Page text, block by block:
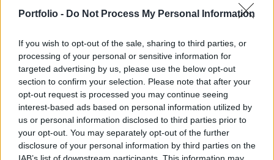
Portfolio - Do Not Process My Personal Information
If you wish to opt-out of the sale, sharing to third parties, or
processing of your personal or sensitive information for
targeted advertising by us, please use the below opt-out
section to confirm your selection. Please note that after your
opt-out request is processed you may continue seeing
interest-based ads based on personal information utilized by
us or personal information disclosed to third parties prior to
your opt-out. You may separately opt-out of the further
disclosure of your personal information by third parties on the
IAB’s list of downstream participants. This information may
Portfolio
A Portfolio.hu 5 napos gyakorlatorientált
kereskedési tanfolyamán az alapoktól ismerheti
meg a kereskedés rejtelmeit, és sajátíthat el
hatékony kereskedési stratégiákat. A tanfolyamon
akár saját laptopján is követheti az előadók
kereskedéseit. A tananyag részét képezi sok más
mellett, a Portfolio dupla időperiódusú stratégia